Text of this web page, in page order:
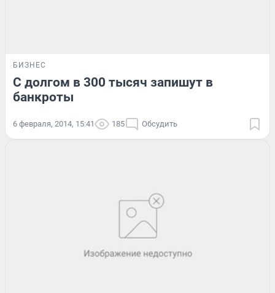
БИЗНЕС
С долгом в 300 тысяч запишут в
банкроты
6 февраля, 2014, 15:41 185 Обсудить